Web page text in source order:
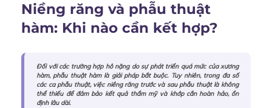
Niềng răng và phẫu thuật
hàm: Khi nào cần kết hợp?
Đối với các trường hợp hô nặng do sự phát triển quá mức của xương
hàm, phẫu thuật hàm là giải pháp bắt buộc. Tuy nhiên, trong đa số
các ca phẫu thuật, việc niềng răng trước và sau phẫu thuật là không
thể thiếu để đảm bảo kết quả thẩm mỹ và khớp cắn hoàn hảo, ổn
định lâu dài.